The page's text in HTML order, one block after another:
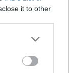
it to other
more Google
may click to
tags to